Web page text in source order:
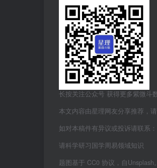
长按关注公众号 获得更多紫微斗
本文内容由星理网友分享推荐，请
如对本稿件有异议或投诉请联系
请科学研习国学周易领域知识
题图基于 CC0 协议，自Unsplash。